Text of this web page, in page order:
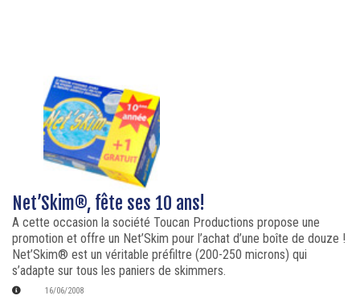
Net’Skim®, fête ses 10 ans!
A cette occasion la société Toucan Productions propose une
promotion et offre un Net’Skim pour l’achat d’une boîte de douze !
Net’Skim® est un véritable préfiltre (200-250 microns) qui
s’adapte sur tous les paniers de skimmers.
16/06/2008